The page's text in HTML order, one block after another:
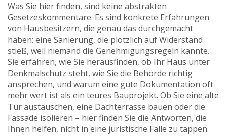
Was Sie hier finden, sind keine abstrakten
Gesetzeskommentare. Es sind konkrete Erfahrungen
von Hausbesitzern, die genau das durchgemacht
haben: eine Sanierung, die plötzlich auf Widerstand
stieß, weil niemand die Genehmigungsregeln kannte.
Sie erfahren, wie Sie herausfinden, ob Ihr Haus unter
Denkmalschutz steht, wie Sie die Behörde richtig
ansprechen, und warum eine gute Dokumentation oft
mehr wert ist als ein teures Bauprojekt. Ob Sie eine alte
Tür austauschen, eine Dachterrasse bauen oder die
Fassade isolieren – hier finden Sie die Antworten, die
Ihnen helfen, nicht in eine juristische Falle zu tappen.